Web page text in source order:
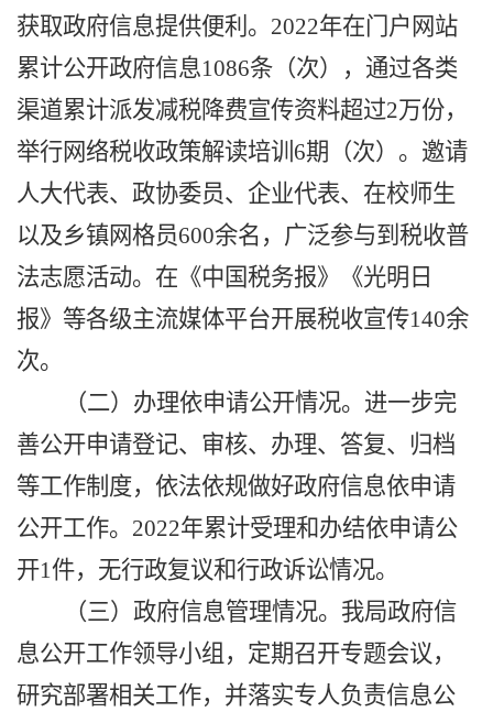
获取政府信息提供便利。 2022年在门户网站
累计公开政府信息1086条 （次） ， 通过各类
渠道累计派发减税降费宣传资料超过2万份，
举行网络税收政策解读培训6期（次）。邀请
人大代表、政协委员、企业代表、在校师生
以及乡镇网格员600余名，广泛参与到税收普
法志愿活动。在《中国税务报》《光明日
报》等各级主流媒体平台开展税收宣传140余
次。
（二） 办理依申请公开情况。 进一步完
善公开申请登记、审核、办理、答复、归档
等工作制度，依法依规做好政府信息依申请
公开工作。 2022年累计受理和办结依申请公
开1件，无行政复议和行政诉讼情况。
（三）政府信息管理情况。 我局政府信
息公开工作领导小组，定期召开专题会议，
研究部署相关工作，并落实专人负责信息公